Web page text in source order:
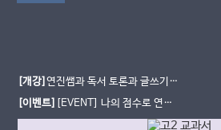
[개강]연진쌤과 독서 토론과 글쓰기
미래엔 교과서 공부하자!
[이벤트] [EVENT] 나의 점수로 연결
된 수강평 남기면, 전원 아이스크림!